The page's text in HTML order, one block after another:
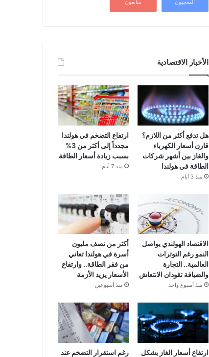
المعجبون متابعون
الأخبار الاقتصادية
هل تدفع أكثر من اللازم؟
قارن أسعار الكهرباء
والغاز بين أشهر شركات
الطاقة في هولندا
منذ 3 أيام
ارتفاع التضخم في هولندا
مجدداً إلى أكثر من 3%
بسبب زيادة أسعار الطاقة
منذ 7 أيام
الاقتصاد الهولندي يواصل
النمو رغم التوترات
العالمية.. التجارة
والضيافة تقودان الانتعاش
منذ أسبوع واحد
أكثر من نصف مليون
أسرة في هولندا تعاني
من فقر الطاقة.. وارتفاع
الأسعار يزيد الأزمة
منذ أسبوعين
ارتفاع أسعار الغاز بشكل
رغم استقرار التضخم عند